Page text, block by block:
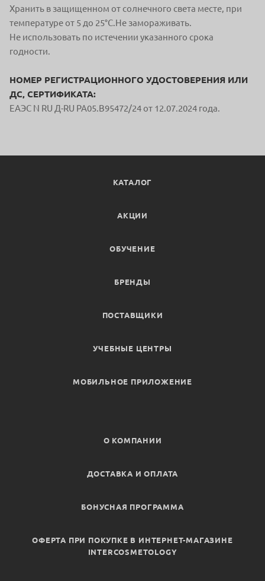
Хранить в защищенном от солнечного света месте, при
температуре от 5 до 25°С.Не замораживать.
Не использовать по истечении указанного срока
годности.
НОМЕР РЕГИСТРАЦИОННОГО УДОСТОВЕРЕНИЯ ИЛИ
ДС, СЕРТИФИКАТА:
ЕАЭС N RU Д-RU PA05.B95472/24 от 12.07.2024 года.
КАТАЛОГ
АКЦИИ
ОБУЧЕНИЕ
БРЕНДЫ
ПОСТАВЩИКИ
УЧЕБНЫЕ ЦЕНТРЫ
МОБИЛЬНОЕ ПРИЛОЖЕНИЕ
О КОМПАНИИ
ДОСТАВКА И ОПЛАТА
БОНУСНАЯ ПРОГРАММА
ОФЕРТА ПРИ ПОКУПКЕ В ИНТЕРНЕТ-МАГАЗИНЕ
INTERCOSMETOLOGY